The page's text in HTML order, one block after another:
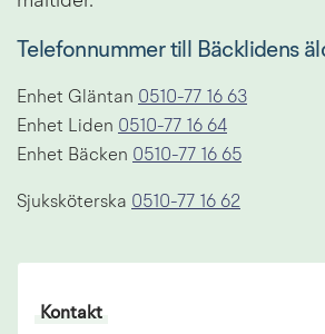
Telefonnummer till Bäcklidens
Enhet Gläntan 0510-77 16 63
Enhet Liden 0510-77 16 64
Enhet Bäcken 0510-77 16 65
Sjuksköterska 0510-77 16 62
Kontakt